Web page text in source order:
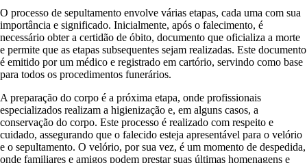
O processo de sepultamento envolve várias etapas, cada uma com sua
importância e significado. Inicialmente, após o falecimento, é
necessário obter a certidão de óbito, documento que oficializa a morte
e permite que as etapas subsequentes sejam realizadas. Este documento
é emitido por um médico e registrado em cartório, servindo como base
para todos os procedimentos funerários.
A preparação do corpo é a próxima etapa, onde profissionais
especializados realizam a higienização e, em alguns casos, a
conservação do corpo. Este processo é realizado com respeito e
cuidado, assegurando que o falecido esteja apresentável para o velório
e o sepultamento. O velório, por sua vez, é um momento de despedida,
onde familiares e amigos podem prestar suas últimas homenagens e